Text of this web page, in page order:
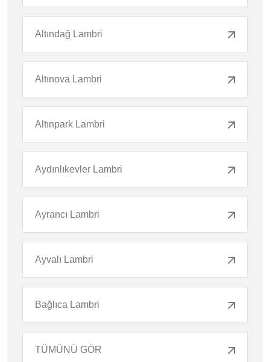
Altındağ Lambri
Altınova Lambri
Altınpark Lambri
Aydınlıkevler Lambri
Ayrancı Lambri
Ayvalı Lambri
Bağlıca Lambri
TÜMÜNÜ GÖR